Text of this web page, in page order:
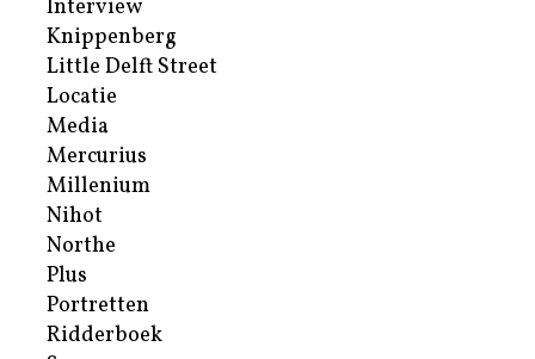
Interview
Knippenberg
Little Delft Street
Locatie
Media
Mercurius
Millenium
Nihot
Northe
Plus
Portretten
Ridderboek